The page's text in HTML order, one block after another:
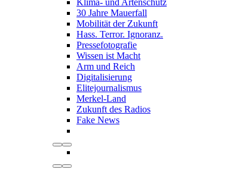
Klima- und Artenschutz
30 Jahre Mauerfall
Mobilität der Zukunft
Hass. Terror. Ignoranz.
Pressefotografie
Wissen ist Macht
Arm und Reich
Digitalisierung
Elitejournalismus
Merkel-Land
Zukunft des Radios
Fake News